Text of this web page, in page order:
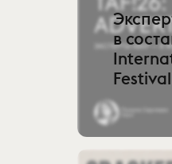
в
Festival